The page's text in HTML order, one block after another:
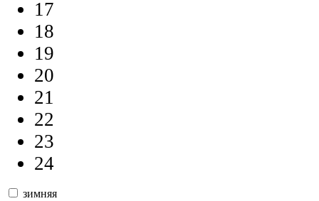
17
18
19
20
21
22
23
24
зимняя